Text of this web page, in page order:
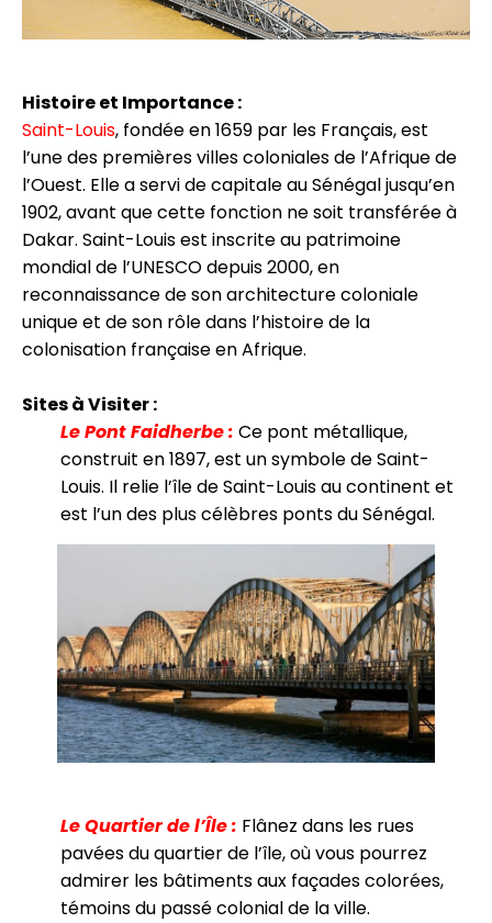
Histoire et Importance :
Saint-Louis, fondée en 1659 par les Français, est
l’une des premières villes coloniales de l’Afrique de
l’Ouest. Elle a servi de capitale au Sénégal jusqu’en
1902, avant que cette fonction ne soit transférée à
Dakar. Saint-Louis est inscrite au patrimoine
mondial de l’UNESCO depuis 2000, en
reconnaissance de son architecture coloniale
unique et de son rôle dans l’histoire de la
colonisation française en Afrique.
Sites à Visiter :
Le Pont Faidherbe : Ce pont métallique,
construit en 1897, est un symbole de Saint-
Louis. Il relie l’île de Saint-Louis au continent et
est l’un des plus célèbres ponts du Sénégal.
Le Quartier de l’Île : Flânez dans les rues
pavées du quartier de l’île, où vous pourrez
admirer les bâtiments aux façades colorées,
témoins du passé colonial de la ville.